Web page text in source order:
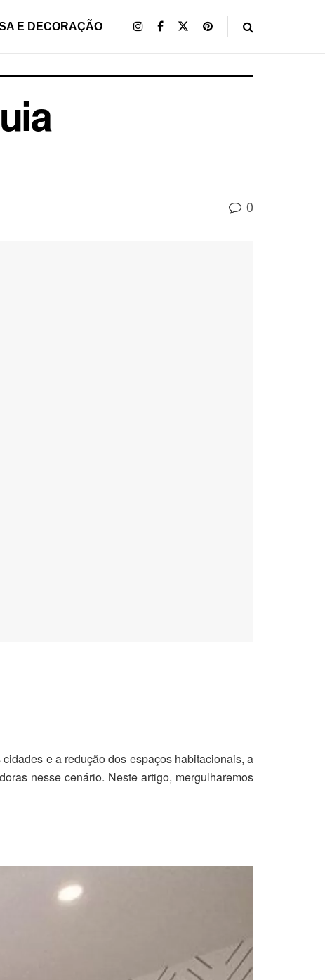
E DECORAÇÃO
0
e a redução dos espaços habitacionais, a
nesse cenário. Neste artigo, mergulharemos